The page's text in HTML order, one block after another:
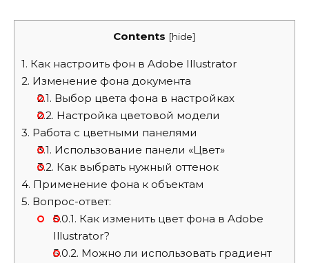
Contents [hide]
1. Как настроить фон в Adobe Illustrator
2. Изменение фона документа
2.1. Выбор цвета фона в настройках
2.2. Настройка цветовой модели
3. Работа с цветными панелями
3.1. Использование панели «Цвет»
3.2. Как выбрать нужный оттенок
4. Применение фона к объектам
5. Вопрос-ответ:
5.0.1. Как изменить цвет фона в Adobe
Illustrator?
5.0.2. Можно ли использовать градиент